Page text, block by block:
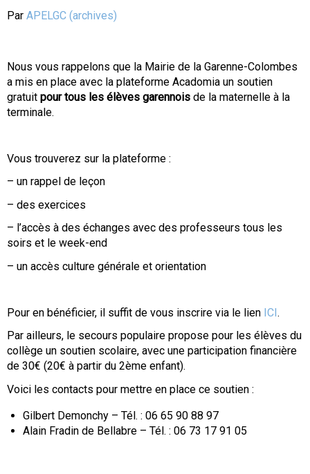
Par APELGC (archives)
Nous vous rappelons que la Mairie de la Garenne-Colombes
a mis en place avec la plateforme Acadomia un soutien
gratuit pour tous les élèves garennois de la maternelle à la
terminale.
Vous trouverez sur la plateforme :
– un rappel de leçon
– des exercices
– l’accès à des échanges avec des professeurs tous les
soirs et le week-end
– un accès culture générale et orientation
Pour en bénéficier, il suffit de vous inscrire via le lien ICI.
Par ailleurs, le secours populaire propose pour les élèves du
collège un soutien scolaire, avec une participation financière
de 30€ (20€ à partir du 2ème enfant).
Voici les contacts pour mettre en place ce soutien :
Gilbert Demonchy – Tél. : 06 65 90 88 97
Alain Fradin de Bellabre – Tél. : 06 73 17 91 05